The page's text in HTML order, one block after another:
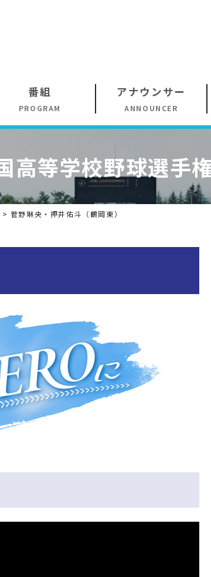
番組
PROGRAM
アナウンサー
ANNOUNCER
高等学校野球選手
> 菅野琳央・押井佑斗（鶴岡東）